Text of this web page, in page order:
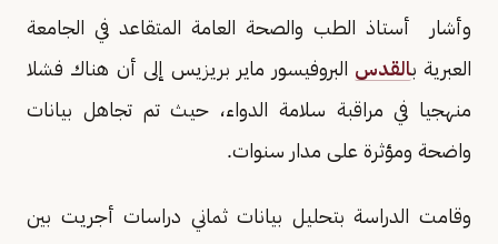
وأشار أستاذ الطب والصحة العامة المتقاعد في الجامعة
العبرية بالقدس البروفيسور ماير بريزيس إلى أن هناك فشلا
منهجيا في مراقبة سلامة الدواء، حيث تم تجاهل بيانات
واضحة ومؤثرة على مدار سنوات.
وقامت الدراسة بتحليل بيانات ثماني دراسات أجريت بين